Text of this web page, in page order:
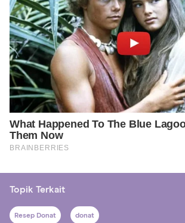
Topik Terkait
Resep Donat donat